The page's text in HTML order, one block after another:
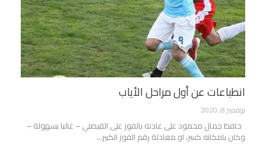
انطباعات عن أول مراحل الأياب
نوفمبر 8, 2020
حافظ جمال محمود على عادته بالفوز على الفيصلي – غالبا بسهولة –
وكان بامكانه كسر، او معادلة رقم الفوز الكبير…